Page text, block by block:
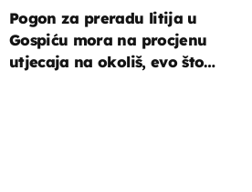
Pogon za preradu litija u
Gospiću mora na procjenu
utjecaja na okoliš, evo što